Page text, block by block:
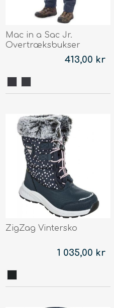
Mac in a Sac Jr.
Overtræksbukser
413,00 kr
ZigZag Vintersko
1 035,00 kr